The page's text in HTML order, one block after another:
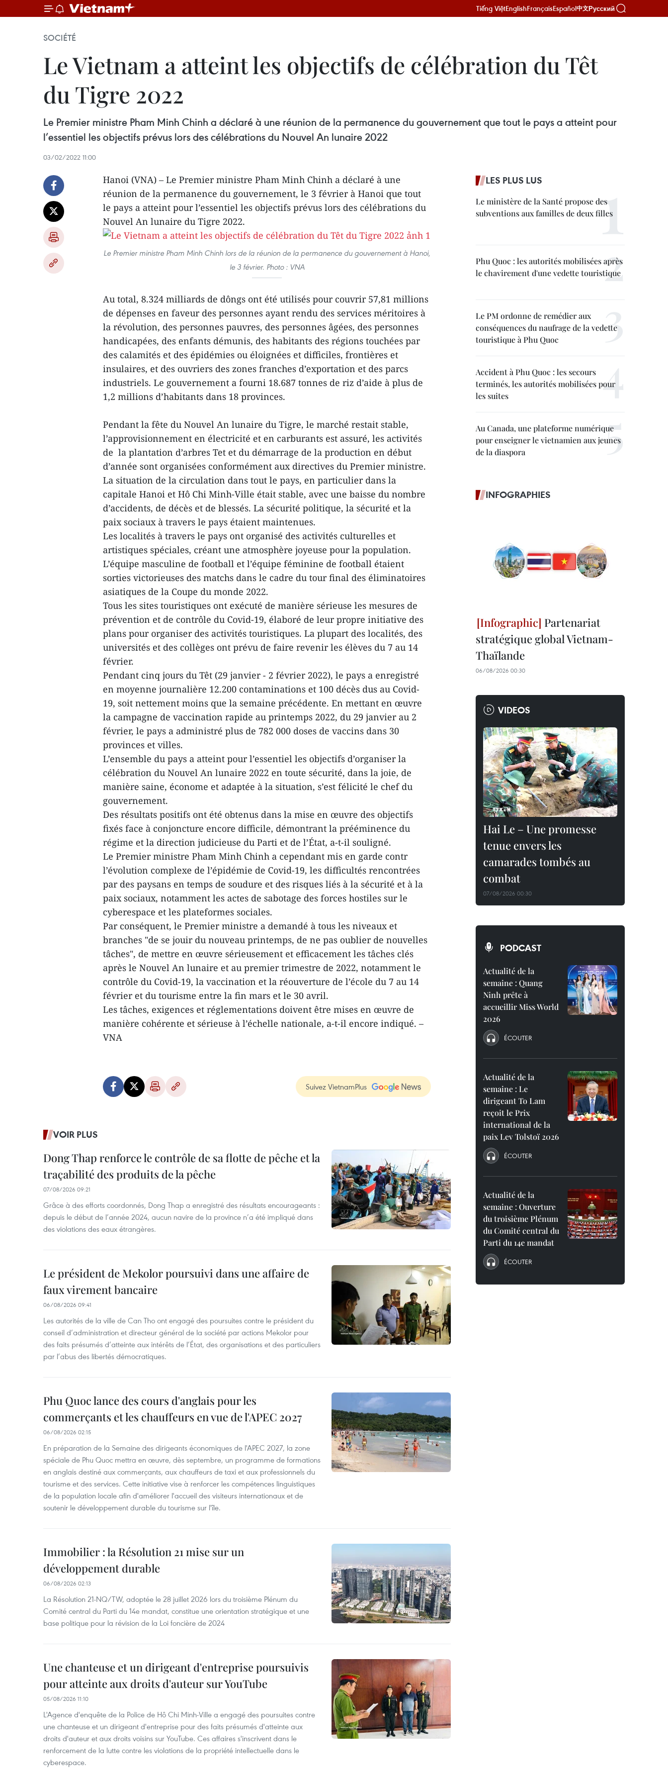
Tiếng ViệtEnglishFrançaisEspañol中文Русский
SOCIÉTÉ
Le Vietnam a atteint les objectifs de célébration du Têt
du Tigre 2022
Le Premier ministre Pham Minh Chinh a déclaré à une réunion de la permanence du gouvernement que tout le pays a atteint pour
l’essentiel les objectifs prévus lors des célébrations du Nouvel An lunaire 2022
03/02/2022 11:00
Hanoi (VNA) – Le Premier ministre Pham Minh Chinh a déclaré à une
réunion de la permanence du gouvernement, le 3 février à Hanoi que tout
le pays a atteint pour l’essentiel les objectifs prévus lors des célébrations du
Nouvel An lunaire du Tigre 2022.
Le Premier ministre Pham Minh Chinh lors de la réunion de la permanence du gouvernement à Hanoi,
le 3 février. Photo : VNA
Au total, 8.324 milliards de dôngs ont été utilisés pour couvrir 57,81 millions
de dépenses en faveur des personnes ayant rendu des services méritoires à
la révolution, des personnes pauvres, des personnes âgées, des personnes
handicapées, des enfants démunis, des habitants des régions touchées par
des calamités et des épidémies ou éloignées et difficiles, frontières et
insulaires, et des ouvriers des zones franches d’exportation et des parcs
industriels. Le gouvernement a fourni 18.687 tonnes de riz d’aide à plus de
1,2 millions d’habitants dans 18 provinces.
Pendant la fête du Nouvel An lunaire du Tigre, le marché restait stable,
l’approvisionnement en électricité et en carburants est assuré, les activités
de la plantation d’arbres Tet et du démarrage de la production en début
d’année sont organisées conformément aux directives du Premier ministre.
La situation de la circulation dans tout le pays, en particulier dans la
capitale Hanoi et Hô Chi Minh-Ville était stable, avec une baisse du nombre
d’accidents, de décès et de blessés. La sécurité politique, la sécurité et la
paix sociaux à travers le pays étaient maintenues.
Les localités à travers le pays ont organisé des activités culturelles et
artistiques spéciales, créant une atmosphère joyeuse pour la population.
L’équipe masculine de football et l’équipe féminine de football étaient
sorties victorieuses des matchs dans le cadre du tour final des éliminatoires
asiatiques de la Coupe du monde 2022.
Tous les sites touristiques ont exécuté de manière sérieuse les mesures de
prévention et de contrôle du Covid-19, élaboré de leur propre initiative des
plans pour organiser des activités touristiques. La plupart des localités, des
universités et des collèges ont prévu de faire revenir les élèves du 7 au 14
février.
Pendant cinq jours du Têt (29 janvier - 2 février 2022), le pays a enregistré
en moyenne journalière 12.200 contaminations et 100 décès dus au Covid-
19, soit nettement moins que la semaine précédente. En mettant en œuvre
la campagne de vaccination rapide au printemps 2022, du 29 janvier au 2
février, le pays a administré plus de 782 000 doses de vaccins dans 30
provinces et villes.
L’ensemble du pays a atteint pour l’essentiel les objectifs d’organiser la
célébration du Nouvel An lunaire 2022 en toute sécurité, dans la joie, de
manière saine, économe et adaptée à la situation, s’est félicité le chef du
gouvernement.
Des résultats positifs ont été obtenus dans la mise en œuvre des objectifs
fixés face à conjoncture encore difficile, démontrant la prééminence du
régime et la direction judicieuse du Parti et de l’État, a-t-il souligné.
Le Premier ministre Pham Minh Chinh a cependant mis en garde contr
l’évolution complexe de l’épidémie de Covid-19, les difficultés rencontrées
par des paysans en temps de soudure et des risques liés à la sécurité et à la
paix sociaux, notamment les actes de sabotage des forces hostiles sur le
cyberespace et les plateformes sociales.
Par conséquent, le Premier ministre a demandé à tous les niveaux et
branches "de se jouir du nouveau printemps, de ne pas oublier de nouvelles
tâches", de mettre en œuvre sérieusement et efficacement les tâches clés
après le Nouvel An lunaire et au premier trimestre de 2022, notamment le
contrôle du Covid-19, la vaccination et la réouverture de l’école du 7 au 14
février et du tourisme entre la fin mars et le 30 avril.
Les tâches, exigences et réglementations doivent être mises en œuvre de
manière cohérente et sérieuse à l’échelle nationale, a-t-il encore indiqué. –
VNA
Suivez VietnamPlus
VOIR PLUS
Dong Thap renforce le contrôle de sa flotte de pêche et la
traçabilité des produits de la pêche
07/08/2026 09:21
Grâce à des efforts coordonnés, Dong Thap a enregistré des résultats encourageants :
depuis le début de l’année 2024, aucun navire de la province n’a été impliqué dans
des violations des eaux étrangères.
Le président de Mekolor poursuivi dans une affaire de
faux virement bancaire
06/08/2026 09:41
Les autorités de la ville de Can Tho ont engagé des poursuites contre le président du
conseil d’administration et directeur général de la société par actions Mekolor pour
des faits présumés d’atteinte aux intérêts de l’État, des organisations et des particuliers
par l’abus des libertés démocratiques.
Phu Quoc lance des cours d'anglais pour les
commerçants et les chauffeurs en vue de l'APEC 2027
06/08/2026 02:15
En préparation de la Semaine des dirigeants économiques de l'APEC 2027, la zone
spéciale de Phu Quoc mettra en œuvre, dès septembre, un programme de formations
en anglais destiné aux commerçants, aux chauffeurs de taxi et aux professionnels du
tourisme et des services. Cette initiative vise à renforcer les compétences linguistiques
de la population locale afin d'améliorer l'accueil des visiteurs internationaux et de
soutenir le développement durable du tourisme sur l'île.
Immobilier : la Résolution 21 mise sur un
développement durable
06/08/2026 02:13
La Résolution 21-NQ/TW, adoptée le 28 juillet 2026 lors du troisième Plénum du
Comité central du Parti du 14e mandat, constitue une orientation stratégique et une
base politique pour la révision de la Loi foncière de 2024
Une chanteuse et un dirigeant d'entreprise poursuivis
pour atteinte aux droits d'auteur sur YouTube
05/08/2026 11:10
L'Agence d'enquête de la Police de Hô Chi Minh-Ville a engagé des poursuites contre
une chanteuse et un dirigeant d'entreprise pour des faits présumés d'atteinte aux
droits d'auteur et aux droits voisins sur YouTube. Ces affaires s'inscrivent dans le
renforcement de la lutte contre les violations de la propriété intellectuelle dans le
cyberespace.
LES PLUS LUS
Le ministère de la Santé propose des
subventions aux familles de deux filles
Phu Quoc : les autorités mobilisées après
le chavirement d'une vedette touristique
Le PM ordonne de remédier aux
conséquences du naufrage de la vedette
touristique à Phu Quoc
Accident à Phu Quoc : les secours
terminés, les autorités mobilisées pour
les suites
Au Canada, une plateforme numérique
pour enseigner le vietnamien aux jeunes
de la diaspora
INFOGRAPHIES
Partenariat
stratégique global Vietnam-
Thaïlande
06/08/2026 00:30
VIDEOS
Hai Le – Une promesse
tenue envers les
camarades tombés au
combat
07/08/2026 00:30
PODCAST
Actualité de la
semaine : Quang
Ninh prête à
accueillir Miss World
2026
ÉCOUTER
Actualité de la
semaine : Le
dirigeant To Lam
reçoit le Prix
international de la
paix Lev Tolstoï 2026
ÉCOUTER
Actualité de la
semaine : Ouverture
du troisième Plénum
du Comité central du
Parti du 14e mandat
ÉCOUTER